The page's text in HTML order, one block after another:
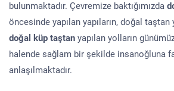
bulunmaktadır. Çevremize baktığımızda
öncesinde yapılan yapıların, doğal taştan
doğal küp taştan yapılan yolların
halende sağlam bir şekilde insanoğluna
anlaşılmaktadır.